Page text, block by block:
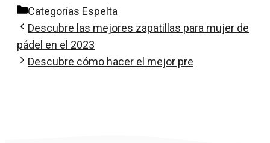
Categorías Espelta
Descubre las mejores zapatillas para mujer de
pádel en el 2023
Descubre cómo hacer el mejor pre